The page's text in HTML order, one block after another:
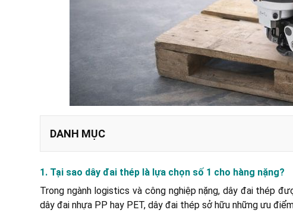
DANH MỤC
2.1. Vật tư dây đai thép cường độ cao
2.2. Thiết bị và dụng cụ siết đai chuyên dụng
1. Tại sao dây đai thép là lựa chọn số 1 cho hàng nặng?
Trong ngành logistics và công nghiệp nặng, dây đai thép
dây đai nhựa PP hay PET, dây đai thép sở hữu những ưu